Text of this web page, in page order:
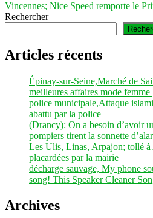
suivant :
Vincennes; Nice Speed remporte le
Rechercher
Articles récents
Épinay-sur-Seine,Marché de
meilleures affaires mode femme
police municipale,Attaque
abattu par la police
(Drancy): On a besoin d’avoir
pompiers tirent la sonnette
Les Ulis, Linas, Arpajon; tollé à
placardées par la mairie
décharge sauvage, My phone
song! This Speaker Cleaner
Archives